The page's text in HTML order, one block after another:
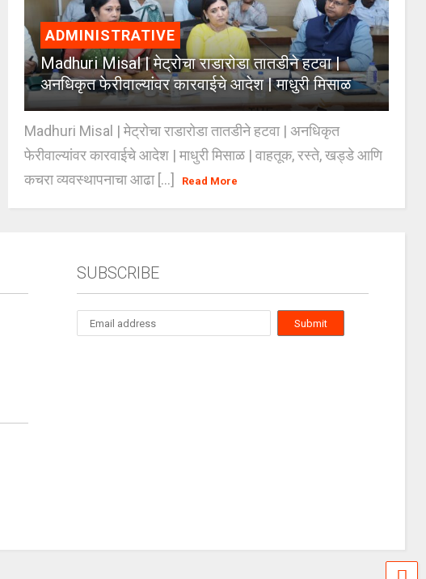
ADMINISTRATIVE
Madhuri Misal | मेट्रोचा राडारोडा तातडीने हटवा |
अनधिकृत फेरीवाल्यांवर कारवाईचे आदेश | माधुरी मिसाळ
Madhuri Misal | मेट्रोचा राडारोडा तातडीने हटवा | अनधिकृत
फेरीवाल्यांवर कारवाईचे आदेश | माधुरी मिसाळ | वाहतूक, रस्ते, खड्डे आणि
कचरा व्यवस्थापनाचा आढा [...]
Read More
SUBSCRIBE